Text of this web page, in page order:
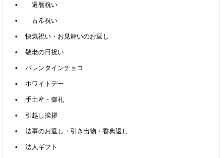
還暦祝い
古希祝い
快気祝い・お見舞いのお返し
敬老の日祝い
バレンタインチョコ
ホワイトデー
手土産・御礼
引越し挨拶
法事のお返し・引き出物・香典返し
法人ギフト